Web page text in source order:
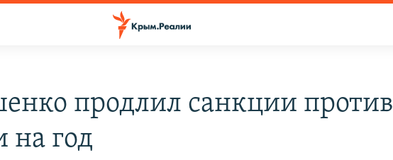
продлил санкции против
на год